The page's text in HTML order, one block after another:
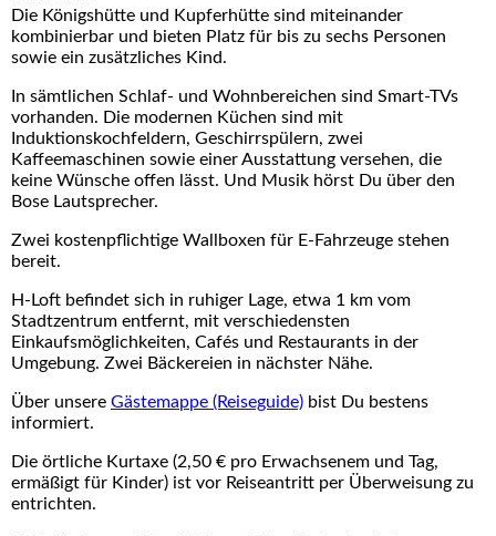
Die Königshütte und Kupferhütte sind miteinander
kombinierbar und bieten Platz für bis zu sechs Personen
sowie ein zusätzliches Kind.
In sämtlichen Schlaf- und Wohnbereichen sind Smart-TVs
vorhanden. Die modernen Küchen sind mit
Induktionskochfeldern, Geschirrspülern, zwei
Kaffeemaschinen sowie einer Ausstattung versehen, die
keine Wünsche offen lässt. Und Musik hörst Du über den
Bose Lautsprecher.
Zwei kostenpflichtige Wallboxen für E-Fahrzeuge stehen
bereit.
H-Loft befindet sich in ruhiger Lage, etwa 1 km vom
Stadtzentrum entfernt, mit verschiedensten
Einkaufsmöglichkeiten, Cafés und Restaurants in der
Umgebung. Zwei Bäckereien in nächster Nähe.
Über unsere Gästemappe (Reiseguide) bist Du bestens
informiert.
Die örtliche Kurtaxe (2,50 € pro Erwachsenem und Tag,
ermäßigt für Kinder) ist vor Reiseantritt per Überweisung zu
entrichten.